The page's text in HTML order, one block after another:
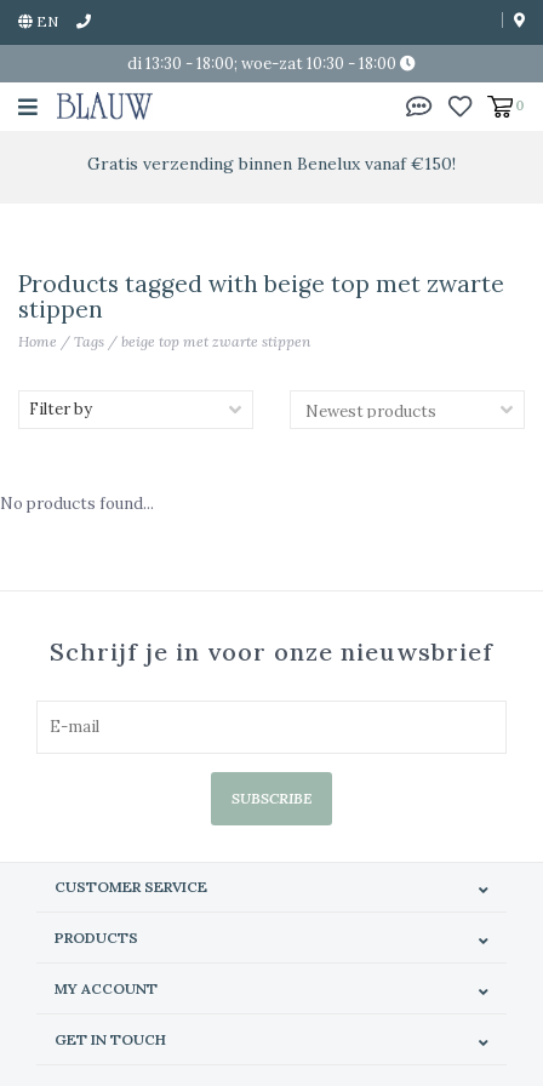
EN
di 13:30 - 18:00; woe-zat 10:30 - 18:00
0
Gratis verzending binnen Benelux vanaf €150!
Products tagged with beige top met zwarte
stippen
Home / Tags / beige top met zwarte stippen
Filter by
No products found...
Schrijf je in voor onze nieuwsbrief
SUBSCRIBE
CUSTOMER SERVICE
PRODUCTS
MY ACCOUNT
GET IN TOUCH